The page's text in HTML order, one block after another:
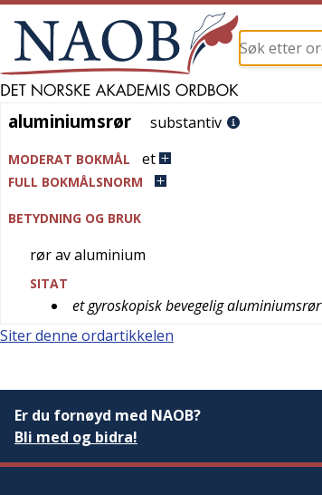
aluminiumsrør
aluminiumsrør substantiv
MODERAT BOKMÅL et
FULL BOKMÅLSNORM
BETYDNING OG BRUK
rør av aluminium
SITAT
et gyroskopisk bevegelig aluminiumsrør
Siter denne ordartikkelen
Er du fornøyd med NAOB?
Bli med og bidra!